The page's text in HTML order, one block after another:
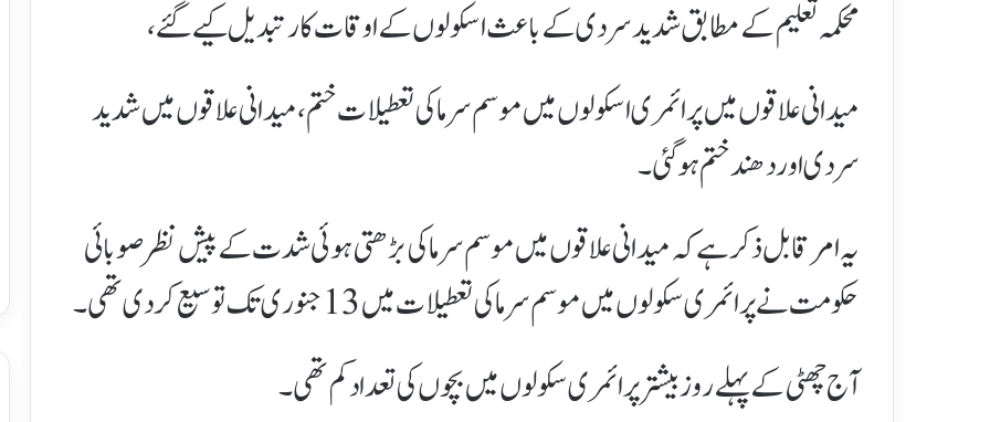
محکمہ تعلیم کے مطابق شدید سردی کے باعث اسکولوں کے اوقات کار تبدیل کیے گئے،
میدانی علاقوں میں پرائمری اسکولوں میں موسم سرما کی تعطیلات ختم، میدانی علاقوں میں شدید
سردی اور دھند ختم ہوگئی۔
یہ امر قابل ذکر ہے کہ میدانی علاقوں میں موسم سرما کی بڑھتی ہوئی شدت کے پیش نظر صوبائی
حکومت نے پرائمری سکولوں میں موسم سرما کی تعطیلات میں 13 جنوری تک توسیع کر دی تھی۔
آج چھٹی کے پہلے روز بیشتر پرائمری سکولوں میں بچوں کی تعداد کم تھی۔